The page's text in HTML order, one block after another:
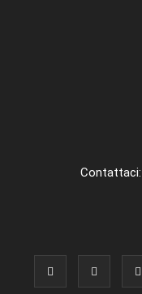
Contattaci: